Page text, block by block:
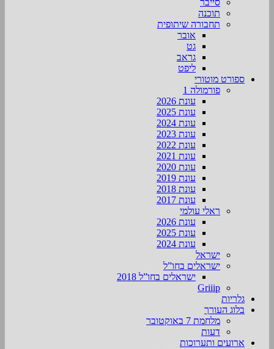
תוכנה
תחבורה שיתופית
אובר
גט
גראב
ליפט
ספורט מוטורי
פורמולה 1
עונת 2026
עונת 2025
עונת 2024
עונת 2023
עונת 2022
עונת 2021
עונת 2020
עונת 2019
עונת 2018
עונת 2017
ראלי עולמי
עונת 2026
עונת 2025
עונת 2024
ישראל
ישראלים בחו”ל
ישראלים בחו”ל 2018
Griiip
גלריות
בלוג העורך
מלחמת 7 באוקטובר
דעות
ארועים ותערוכות